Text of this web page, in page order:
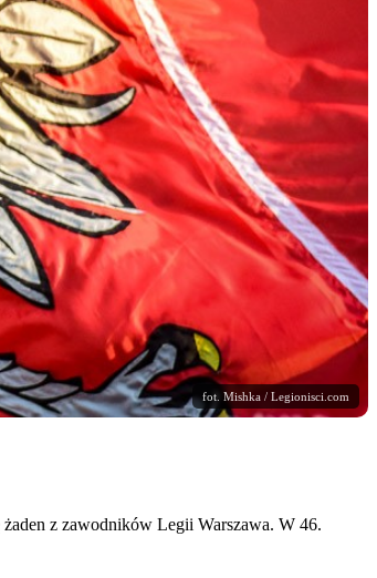
fot. Mishka / Legionisci.com
z zawodników Legii Warszawa. W 46.